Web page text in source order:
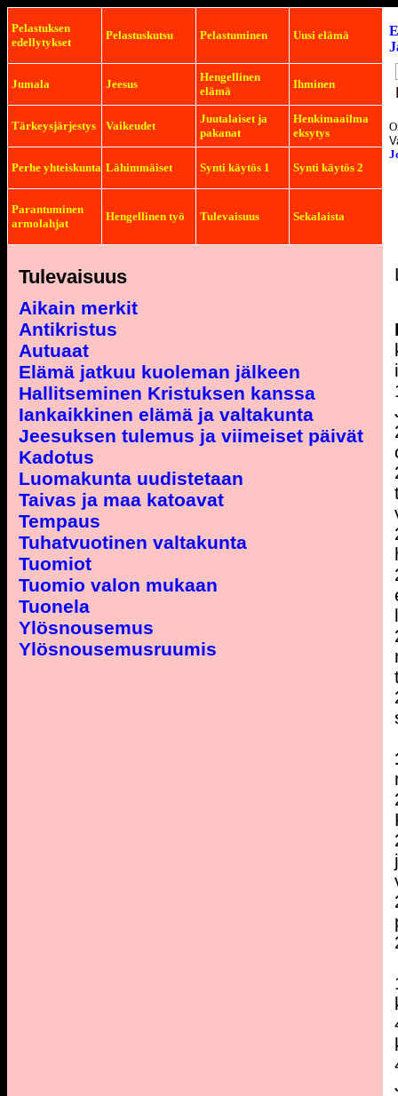
Pelastuksen
edellytykset
Pelastuskutsu Pelastuminen Uusi elämä
Jumala Jeesus
Hengellinen
elämä
Ihminen
Tärkeysjärjestys Vaikeudet
Juutalaiset ja
pakanat
Henkimaailma
eksytys
Perhe yhteiskunta Lähimmäiset Synti käytös 1 Synti käytös 2
Parantuminen
armolahjat
Hengellinen työ Tulevaisuus Sekalaista
Tulevaisuus
Aikain merkit
Antikristus
Autuaat
Elämä jatkuu kuoleman jälkeen
Hallitseminen Kristuksen kanssa
Iankaikkinen elämä ja valtakunta
Jeesuksen tulemus ja viimeiset päivät
Kadotus
Luomakunta uudistetaan
Taivas ja maa katoavat
Tempaus
Tuhatvuotinen valtakunta
Tuomiot
Tuomio valon mukaan
Tuonela
Ylösnousemus
Ylösnousemusruumis